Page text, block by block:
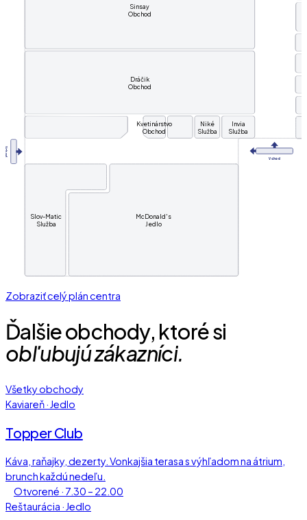
V chod
V
c
h
o
d
Dráčik
Obchod
Invia
Služba
Kvetinárstvo
Obchod
McDonald's
Jedlo
Niké
Služba
Sinsay
Obchod
Slov-Matic
Služba
Zobraziť celý plán centra
Ďalšie obchody, ktoré si
obľubujú zákazníci.
Všetky obchody
Kaviareň · Jedlo
Topper Club
Káva, raňajky, dezerty. Vonkajšia terasa s výhľadom na átrium,
brunch každú nedeľu.
Otvorené · 7.30 – 22.00
Reštaurácia · Jedlo